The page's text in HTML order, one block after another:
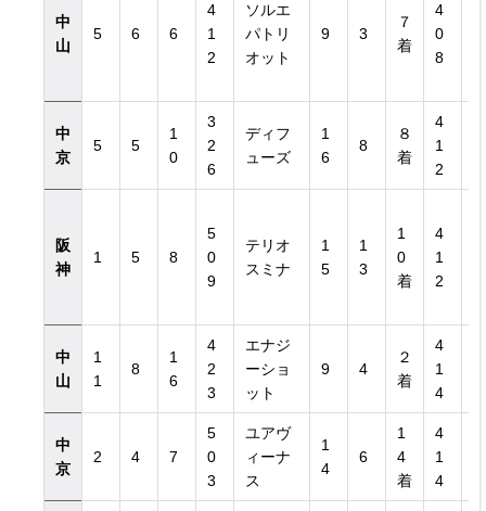
中
山
5 6 6
4
1
2
ソルエ
パトリ
オット
9 3
７
着
4
0
8
中
京
5 5
1
0
3
2
6
ディフ
ューズ
1
6
8
８
着
4
1
2
阪
神
1 5 8
5
0
9
テリオ
スミナ
1
5
1
3
1
0
着
4
1
2
中
山
1
1
8
1
6
4
2
3
エナジ
ーショ
ット
9 4
２
着
4
1
4
中
京
2 4 7
5
0
3
ユアヴ
ィーナ
ス
1
4
6
1
4
着
4
1
4